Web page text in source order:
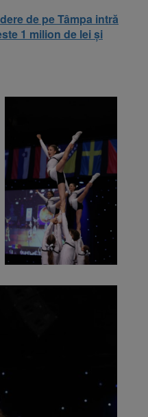
de pe Tâmpa intră
1 milion de lei și